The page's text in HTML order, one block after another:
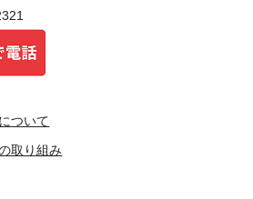
ついて
取り組み